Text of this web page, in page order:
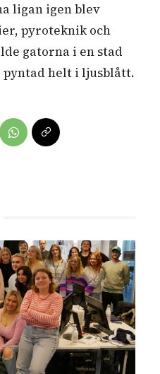
ligan igen blev
pyroteknik och
gatorna i en stad
helt i ljusblått.